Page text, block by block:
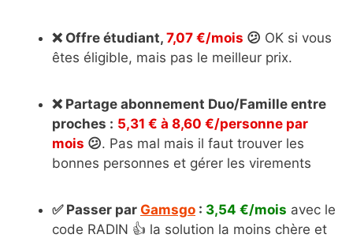
❌ Offre étudiant, 7,07 €/mois 😕 OK si vous
êtes éligible, mais pas le meilleur prix.
❌ Partage abonnement Duo/Famille entre
proches : 5,31 € à 8,60 €/personne par
mois 😕. Pas mal mais il faut trouver les
bonnes personnes et gérer les virements
✅ Passer par Gamsgo : 3,54 €/mois avec le
code RADIN 👍 la solution la moins chère et